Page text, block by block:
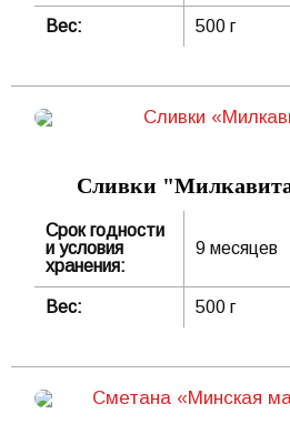
Вес: 500 г
Сливки
Срок годности
и условия
хранения:
9 месяцев
Вес: 500 г